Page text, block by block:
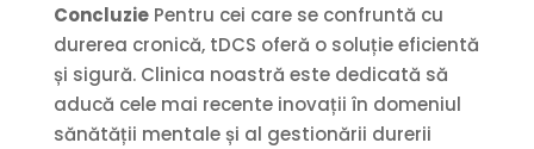
ConcluziePentru cei care se confruntă cu
durerea cronică, tDCS oferă o soluție eficientă
și sigură. Clinica noastră este dedicată să
aducă cele mai recente inovații în domeniul
sănătății mentale și al gestionării durerii